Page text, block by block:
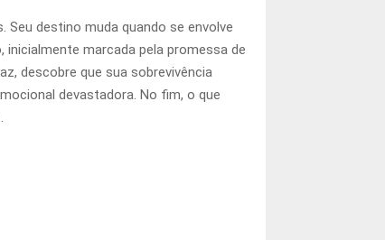
Seu destino muda quando se envolve
marcada pela promessa de
descobre que sua sobrevivência
devastadora. No fim, o que